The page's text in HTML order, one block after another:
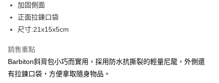
國泰世華商業銀行
臺灣中小企業銀行
匯豐（台灣）商業銀行
聯邦商業銀行
元大商業銀行
台新國際商業銀行
中國信託商業銀行
台灣樂天信用卡公司
街口支付
悠遊付
全盈+PAY
AFTEE先享後付
相關說明
加固側面
正面拉鍊口袋
尺寸:21x15x5cm
銷售重點
Barbiton斜背包小巧而實用，採用防水抗撕裂的輕量尼龍，外側還
有拉鍊口袋，方便拿取隨身物品。